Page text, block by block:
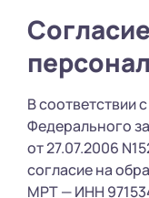
В соответствии
Федерального
от 27.07.2006
согласие на
МРТ — ИНН